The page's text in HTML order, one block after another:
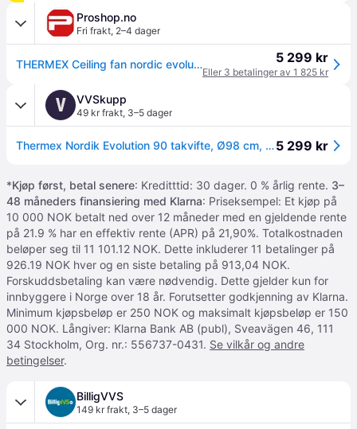
Proshop.no
Fri frakt, 2–4 dager
THERMEX Ceiling fan nordic evolution r 90/36 5 299 kr
Eller 3 betalinger av 1 825 kr
V VVSkupp
49 kr frakt, 3–5 dager
Thermex Nordik Evolution 90 takvifte, Ø98 cm, hvit5 299 kr
*Kjøp først, betal senere: Kreditttid: 30 dager. 0 % årlig rente. 3–
48 måneders finansiering med Klarna: Priseksempel: Et kjøp på
10 000 NOK betalt ned over 12 måneder med en gjeldende rente
på 21.9 % har en effektiv rente (APR) på 21,90%. Totalkostnaden
beløper seg til 11 101.12 NOK. Dette inkluderer 11 betalinger på
926.19 NOK hver og en siste betaling på 913,04 NOK.
Forskuddsbetaling kan være nødvendig. Dette gjelder kun for
innbyggere i Norge over 18 år. Forutsetter godkjenning av Klarna.
Minimum kjøpsbeløp er 250 NOK og maksimalt kjøpsbeløp er 150
000 NOK. Långiver: Klarna Bank AB (publ), Sveavägen 46, 111
34 Stockholm, Org. nr.: 556737-0431. Se vilkår og andre
betingelser.
BilligVVS
149 kr frakt, 3–5 dager